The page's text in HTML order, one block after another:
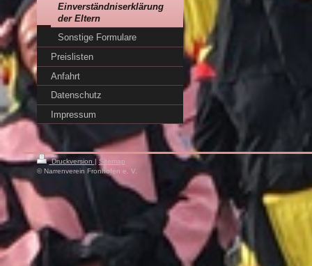
Einverständniserklärung
der Eltern
Sonstige Formulare
Preislisten
Anfahrt
Datenschutz
Impressum
Druckversion | Sitemap
© Narrenverein Fronhofen e. V.